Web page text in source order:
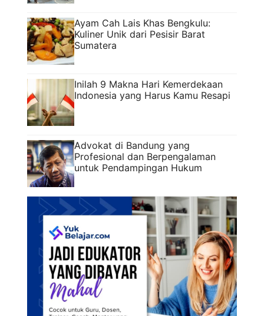
Ayam Cah Lais Khas Bengkulu:
Kuliner Unik dari Pesisir Barat
Sumatera
Inilah 9 Makna Hari Kemerdekaan
Indonesia yang Harus Kamu Resapi
Advokat di Bandung yang
Profesional dan Berpengalaman
untuk Pendampingan Hukum